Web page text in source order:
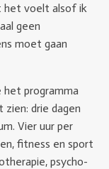
het voelt alsof ik
geen
moet gaan
programma
drie dagen
Vier uur per
fitness en sport
psycho-